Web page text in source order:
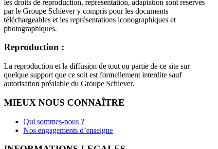
les droits de reproduction, représentation, adaptation sont réservés
par le Groupe Schiever y compris pour les documents
téléchargeables et les représentations iconographiques et
photographiques.
Reproduction :
La reproduction et la diffusion de tout ou partie de ce site sur
quelque support que ce soit est formellement interdite sauf
autorisation préalable du Groupe Schiever.
MIEUX NOUS CONNAÎTRE
Qui sommes-nous ?
Nos engagements d’enseigne